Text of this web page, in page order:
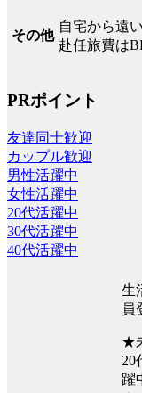
その他
自宅から遠
赴任旅費は
PRポイント
友達同士歓迎
カップル歓迎
男性活躍中
女性活躍中
20代活躍中
30代活躍中
40代活躍中
生
員
★
20
躍